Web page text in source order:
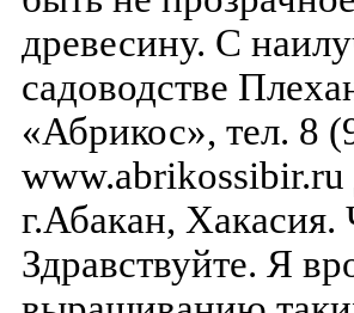
древесину. С
садоводстве
«Абрикос», тел. 8
г.Абакан,
Здравствуйте. Я